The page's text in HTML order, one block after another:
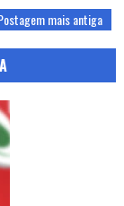
mais antiga